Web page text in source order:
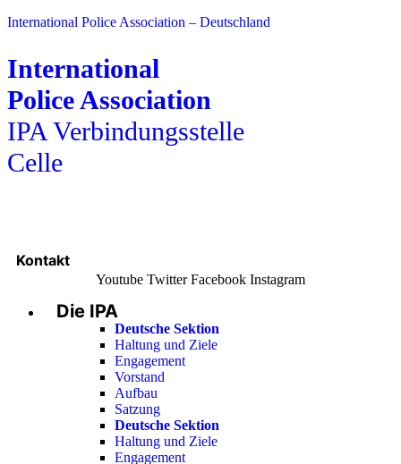
International Police Association – Deutschland
International
Police Association
IPA Verbindungsstelle
Celle
Kontakt
Youtube Twitter Facebook Instagram
Menu
Die IPA
Deutsche Sektion
Haltung und Ziele
Engagement
Vorstand
Aufbau
Satzung
Deutsche Sektion
Haltung und Ziele
Engagement